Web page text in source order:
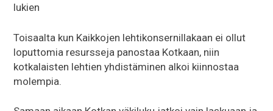
lukien
Toisaalta kun Kaikkojen lehtikonsernillakaan ei ollut
loputtomia resursseja panostaa Kotkaan, niin
kotkalaisten lehtien yhdistäminen alkoi kiinnostaa
molempia.